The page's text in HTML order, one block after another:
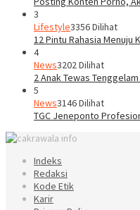
3
Lifestyle3356 Dilihat
12 Pintu Rahasia
4
News3202 Dilihat
2 Anak Tewas
5
News3146 Dilihat
TGC Jeneponto
Indeks
Redaksi
Kode Etik
Karir